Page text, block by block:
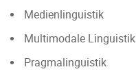
Medienlinguistik
Multimodale Linguistik
Pragmalinguistik